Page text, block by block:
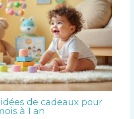
de cadeaux pour
à 1 an